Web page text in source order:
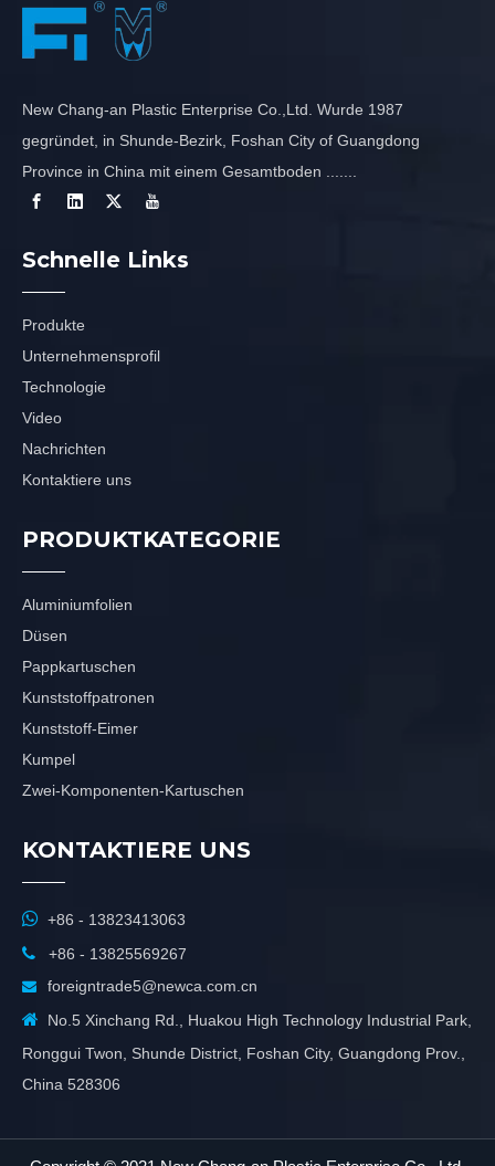
New Chang-an Plastic Enterprise Co.,Ltd. Wurde 1987
gegründet, in Shunde-Bezirk, Foshan City of Guangdong
Province in China mit einem Gesamtboden .......
Schnelle Links
Produkte
Unternehmensprofil
Technologie
Video
Nachrichten
Kontaktiere uns
PRODUKTKATEGORIE
Aluminiumfolien
Düsen
Pappkartuschen
Kunststoffpatronen
Kunststoff-Eimer
Kumpel
Zwei-Komponenten-Kartuschen
KONTAKTIERE UNS
 +86 - 13823413063
 +86 - 13825569267

foreigntrade5@newca.com.cn
 No.5 Xinchang Rd., Huakou High Technology Industrial Park,
Ronggui Twon, Shunde District, Foshan City, Guangdong Prov.,
China 528306